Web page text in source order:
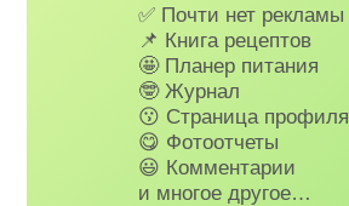
✅ Почти нет рекламы
📌 Книга рецептов
🤩 Планер питания
🤓 Журнал
😗 Страница профиля
😋 Фотоотчеты
😃 Комментарии
и многое другое…